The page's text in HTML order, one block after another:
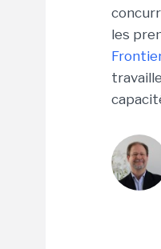
les